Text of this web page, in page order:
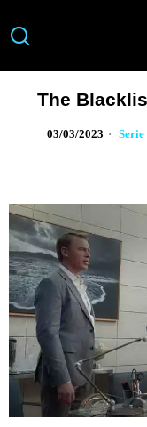
The
03/03/2023 Serie